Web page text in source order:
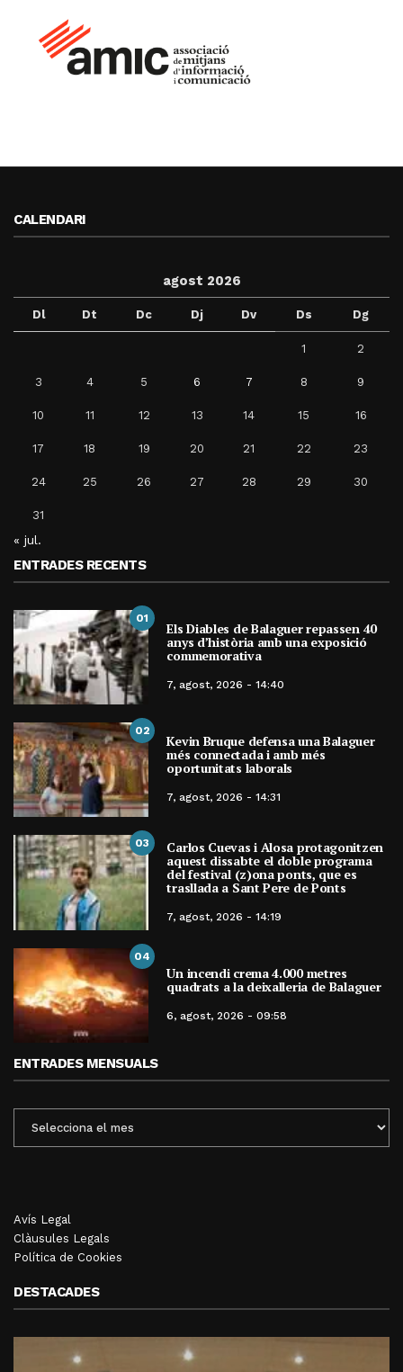
CALENDARI
agost 2026
Dl Dt Dc Dj Dv Ds Dg
1 2
3 4 5 6 7 8 9
10 11 12 13 14 15 16
17 18 19 20 21 22 23
24 25 26 27 28 29 30
31
« jul.
ENTRADES RECENTS
01
Els Diables de Balaguer repassen 40
anys d’història amb una exposició
commemorativa
7, agost, 2026 - 14:40
02
Kevin Bruque defensa una Balaguer
més connectada i amb més
oportunitats laborals
7, agost, 2026 - 14:31
03 Carlos Cuevas i Alosa protagonitzen
aquest dissabte el doble programa
del festival (z)ona ponts, que es
trasllada a Sant Pere de Ponts
7, agost, 2026 - 14:19
04
Un incendi crema 4.000 metres
quadrats a la deixalleria de Balaguer
6, agost, 2026 - 09:58
ENTRADES MENSUALS
MENSUALS
Avís Legal
Clàusules Legals
Política de Cookies
DESTACADES